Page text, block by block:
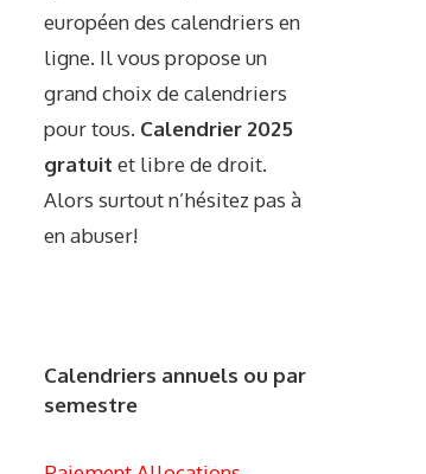
européen des calendriers en
ligne. Il vous propose un
grand choix de calendriers
pour tous. Calendrier 2025
gratuit et libre de droit.
Alors surtout n’hésitez pas à
en abuser!
Calendriers annuels ou par
semestre